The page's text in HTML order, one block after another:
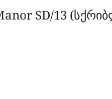
SD/13